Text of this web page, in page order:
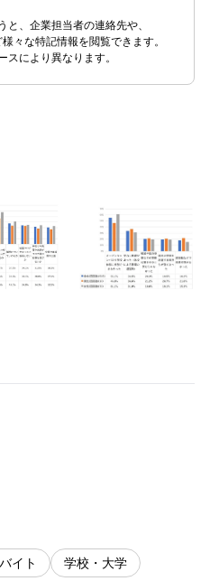
と、企業担当者の連絡先や、
々な特記情報を閲覧できます。
により異なります。
イト 学校・大学